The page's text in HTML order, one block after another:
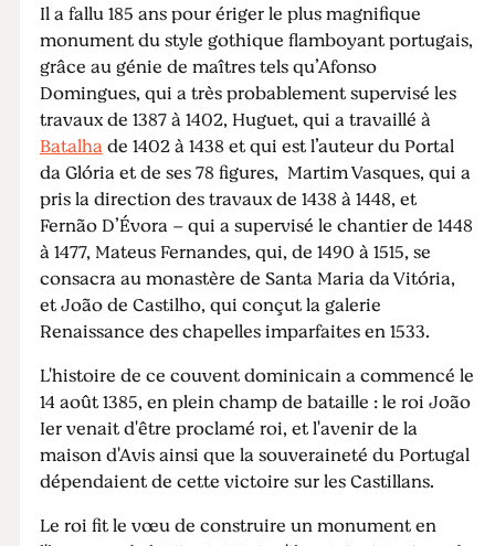
Il a fallu 185 ans pour ériger le plus magnifique
monument du style gothique flamboyant portugais,
grâce au génie de maîtres tels qu’Afonso
Domingues, qui a très probablement supervisé les
travaux de 1387 à 1402, Huguet, qui a travaillé à
Batalhade 1402 à 1438 et qui est l’auteur du Portal
da Glória et de ses 78 figures, Martim Vasques, qui a
pris la direction des travaux de 1438 à 1448, et
Fernão D’Évora – qui a supervisé le chantier de 1448
à 1477, Mateus Fernandes, qui, de 1490 à 1515, se
consacra au monastère de Santa Maria da Vitória,
et João de Castilho, qui conçut la galerie
Renaissance des chapelles imparfaites en 1533.
L'histoire de ce couvent dominicain a commencé le
14 août 1385, en plein champ de bataille : le roi João
Ier venait d'être proclamé roi, et l'avenir de la
maison d'Avis ainsi que la souveraineté du Portugal
dépendaient de cette victoire sur les Castillans.
Le roi fit le vœu de construire un monument en